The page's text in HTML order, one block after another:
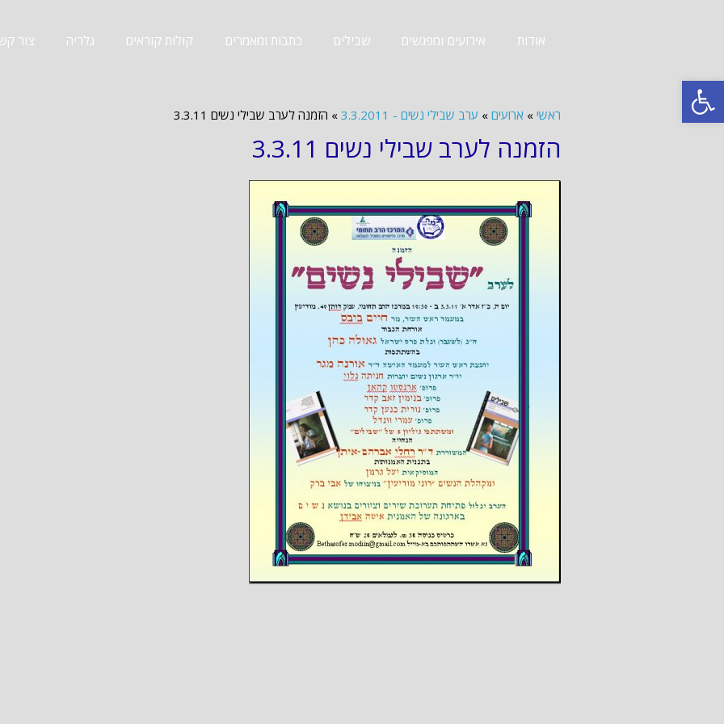
פתח סרגל נגישות
אודות אירועים ומפגשים שבילים כתבות ומאמרים קולות קוראים גלריה צור
ראשי » ארועים » ערב שבילי נשים - 3.3.2011 » הזמנה לערב שבילי נשים 3.3.11
הזמנה לערב שבילי נשים 3.3.11